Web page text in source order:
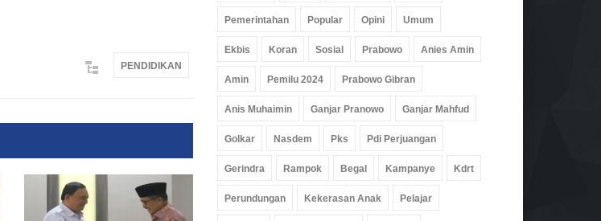
PENDIDIKAN
Pemerintahan Popular Opini Umum
Ekbis Koran Sosial Prabowo Anies Amin
Amin Pemilu 2024 Prabowo Gibran
Anis Muhaimin Ganjar Pranowo Ganjar Mahfud
Golkar Nasdem Pks Pdi Perjuangan
Gerindra Rampok Begal Kampanye Kdrt
Perundungan Kekerasan Anak Pelajar